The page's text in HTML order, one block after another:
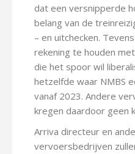
dat een versnipperde
belang van de
– en uitchecken.
rekening te houden
die het spoor wil
hetzelfde waar NMBS
vanaf 2023. Andere
kregen daardoor geen
Arriva directeur en
vervoersbedrijven